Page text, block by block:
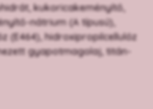
kukoricakeményítő,
nátrium (A típusú),
(E464), hidroxipropilcellulóz
gyapotmagolaj, titán-